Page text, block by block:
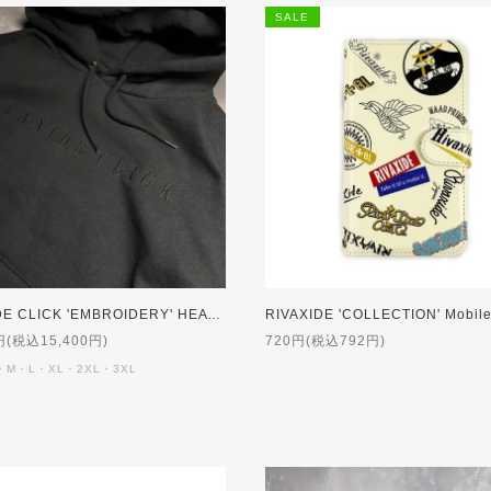
RIVAXIDE CLICK 'EMBROIDERY' HEAVY WEIGHT Hoodie [BLACK]【受注生産】
(税込15,400円)
M・L・XL・2XL・3XL
SALE
RIVAXIDE 'COLLECTION' Mobile Case [CAMEL
720円(税込792円)